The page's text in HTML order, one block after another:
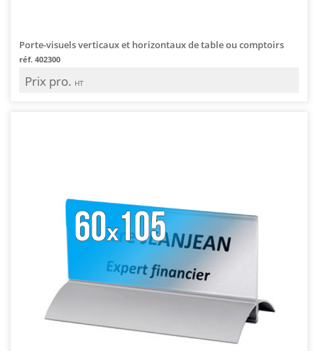
Porte-visuels verticaux et horizontaux de table ou comptoirs
réf. 402300
Prix pro. HT